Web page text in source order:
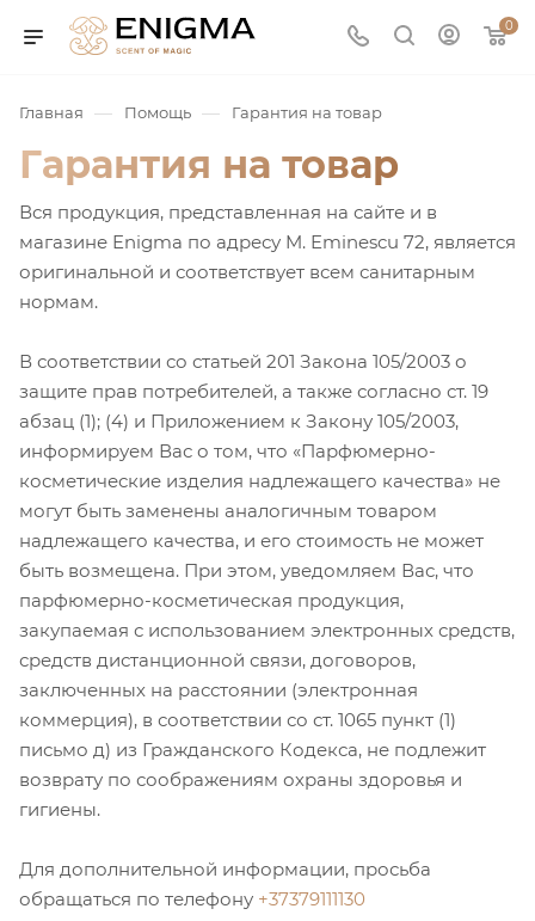
0
/ Нишевая
Арабская
сертификат
Главная — Помощь — Гарантия на товар
Гарантия на товар
Вся продукция, представленная на сайте и в
магазине Enigma по адресу M. Eminescu 72, является
оригинальной и соответствует всем санитарным
нормам.
В соответствии со статьей 201 Закона 105/2003 о
защите прав потребителей, а также согласно ст. 19
абзац (1); (4) и Приложением к Закону 105/2003,
информируем Вас о том, что «Парфюмерно-
косметические изделия надлежащего качества» не
могут быть заменены аналогичным товаром
надлежащего качества, и его стоимость не может
быть возмещена. При этом, уведомляем Вас, что
парфюмерно-косметическая продукция,
закупаемая с использованием электронных средств,
средств дистанционной связи, договоров,
заключенных на расстоянии (электронная
коммерция), в соответствии со ст. 1065 пункт (1)
письмо д) из Гражданского Кодекса, не подлежит
возврату по соображениям охраны здоровья и
гигиены.
Для дополнительной информации, просьба
обращаться по телефону +37379111130